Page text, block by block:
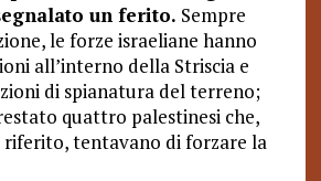
un ferito. Sempre
le forze israeliane hanno
all’interno della Striscia e
di spianatura del terreno;
quattro palestinesi che,
riferito, tentavano di forzare la